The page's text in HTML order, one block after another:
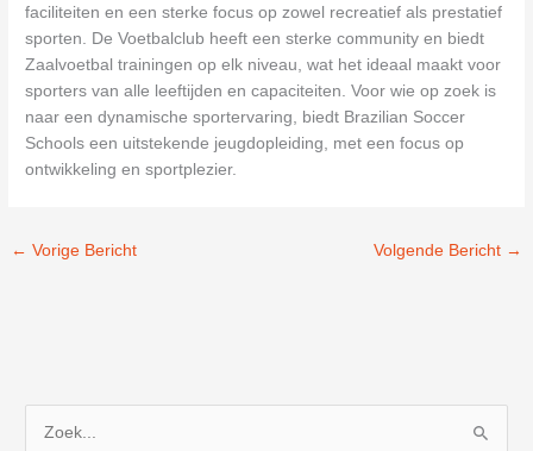
faciliteiten en een sterke focus op zowel recreatief als prestatief
sporten. De Voetbalclub heeft een sterke community en biedt
Zaalvoetbal trainingen op elk niveau, wat het ideaal maakt voor
sporters van alle leeftijden en capaciteiten. Voor wie op zoek is
naar een dynamische sportervaring, biedt Brazilian Soccer
Schools een uitstekende jeugdopleiding, met een focus op
ontwikkeling en sportplezier.
← Vorige Bericht Volgende Bericht →